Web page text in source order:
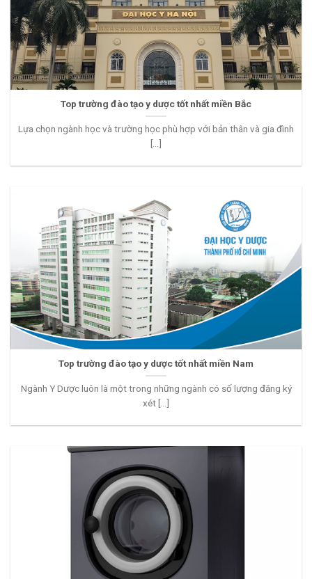
Top trường đào tạo y dược tốt nhất miền Bắc
Lựa chọn ngành học và trường học phù hợp với bản thân và gia đình
[...]
Top trường đào tạo y dược tốt nhất miền Nam
Ngành Y Dược luôn là một trong những ngành có số lượng đăng ký
xét [...]